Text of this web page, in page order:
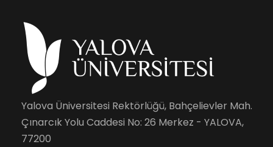
Yalova Üniversitesi Rektörlüğü, Bahçelievler Mah.
Çınarcık Yolu Caddesi No: 26 Merkez - YALOVA,
77200